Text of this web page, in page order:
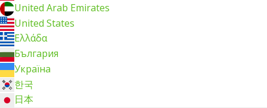
United Arab Emirates
United States
Ελλάδα
България
Україна
한국
日本